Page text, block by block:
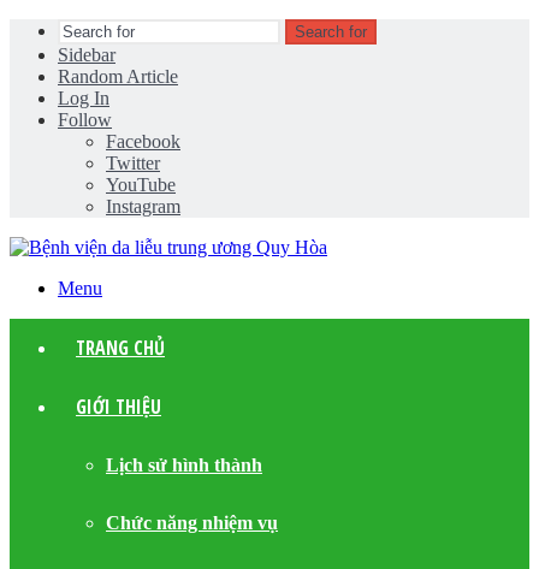
Search for
Sidebar
Random Article
Log In
Follow
Facebook
Twitter
YouTube
Instagram
Menu
TRANG CHỦ
GIỚI THIỆU
Lịch sử hình thành
Chức năng nhiệm vụ